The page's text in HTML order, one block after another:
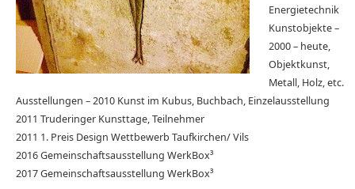
Energietechnik
Kunstobjekte –
2000 – heute,
Objektkunst,
Metall, Holz, etc.
Ausstellungen – 2010 Kunst im Kubus, Buchbach, Einzelausstellung
2011 Truderinger Kunsttage, Teilnehmer
2011 1. Preis Design Wettbewerb Taufkirchen/ Vils
2016 Gemeinschaftsausstellung WerkBox³
2017 Gemeinschaftsausstellung WerkBox³